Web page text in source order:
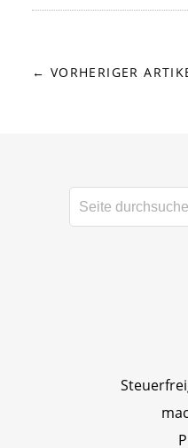
← VORHERIGER